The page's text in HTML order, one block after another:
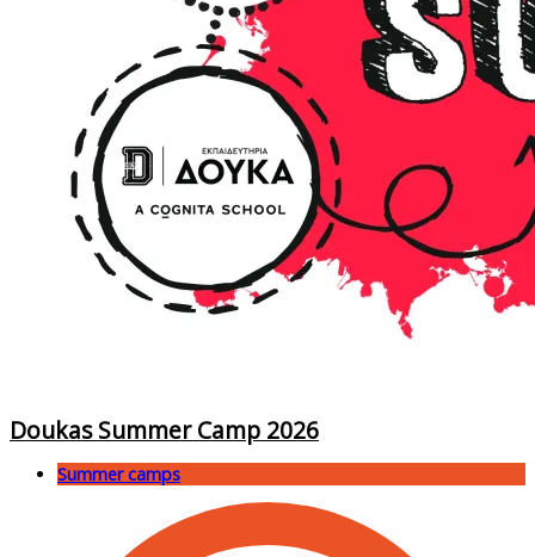
Doukas Summer Camp 2026
Summer camps